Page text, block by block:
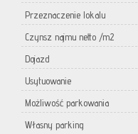
Przeznaczenie lokalu
Czynsz najmu netto /m2
Dojazd
Usytuowanie
Możliwość parkowania
Własny parking